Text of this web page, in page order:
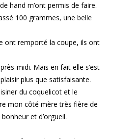
hand m’ont permis de faire.
100 grammes, une belle
ont remporté la coupe, ils ont
midi. Mais en fait elle s’est
plus que satisfaisante.
du coquelicot et le
mon côté mère très fière de
et d’orgueil.